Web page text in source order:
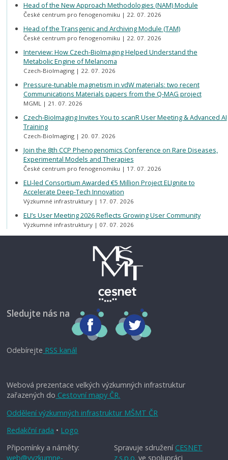
Head of the New Approach Methodologies (NAM) Module
České centrum pro fenogenomiku 22. 07. 2026
Head of the Transgenic and Archiving Module (TAM)
České centrum pro fenogenomiku 22. 07. 2026
Interview: How Czech-BioImaging Helped Understand the
Metabolic Engine of Melanoma
Czech-BioImaging 22. 07. 2026
Pressure-tunable magnetism in vdW materials: two recent
Communications Materials papers from the Q-MAG project
MGML 21. 07. 2026
Czech-BioImaging Invites You to scanR User Meeting & Advanced AI
Training
Czech-BioImaging 20. 07. 2026
Join the 8th CCP Phenogenomics Conference on Rare Diseases,
Experimental Models and Therapies
České centrum pro fenogenomiku 17. 07. 2026
ELI-led Consortium Awarded €5 Million Project ELIgnite to
Accelerate Deep-Tech Innovation
Výzkumné infrastruktury 17. 07. 2026
ELI’s User Meeting 2026 Reflects Growing User Community
Výzkumné infrastruktury 07. 07. 2026
Sledujte nás na
Odebírejte RSS kanál
Webová prezentace velkých výzkumných infrastruktur
zařazených do Cestovní mapy ČR.
Oddělení výzkumných infrastruktur MŠMT ČR
Redakční rada • Logo
Spravuje sdružení CESNET
z.s.p.o. ve spolupráci
Připomínky a náměty:
web@vyzkumne-